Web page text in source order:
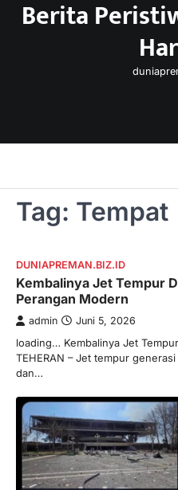
SkipBerita
Tag: Tempat
DUNIAPREMAN.BIZ.ID
Kembalinya Jet Tempur
Perangan Modern
admin Juni 5, 2026
loading… Kembalinya Jet
TEHERAN – Jet tempur
dan…